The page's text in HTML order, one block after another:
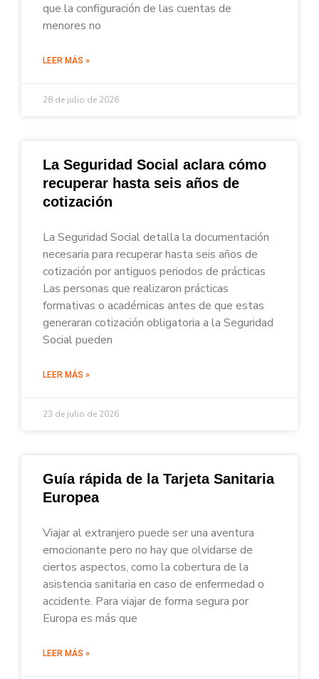
que la configuración de las cuentas de
menores no
LEER MÁS »
28 de julio de 2026
La Seguridad Social aclara cómo
recuperar hasta seis años de
cotización
La Seguridad Social detalla la documentación
necesaria para recuperar hasta seis años de
cotización por antiguos periodos de prácticas
Las personas que realizaron prácticas
formativas o académicas antes de que estas
generaran cotización obligatoria a la Seguridad
Social pueden
LEER MÁS »
23 de julio de 2026
Guía rápida de la Tarjeta Sanitaria
Europea
Viajar al extranjero puede ser una aventura
emocionante pero no hay que olvidarse de
ciertos aspectos, como la cobertura de la
asistencia sanitaria en caso de enfermedad o
accidente. Para viajar de forma segura por
Europa es más que
LEER MÁS »